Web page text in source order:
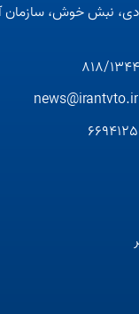
نبش خوش،
news@irantvto.ir